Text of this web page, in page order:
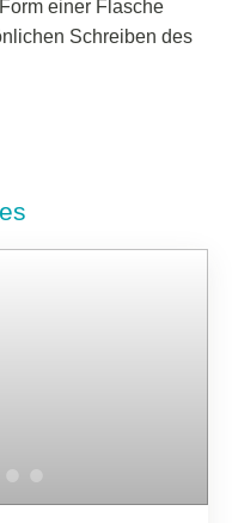
einer Flasche
Schreiben des